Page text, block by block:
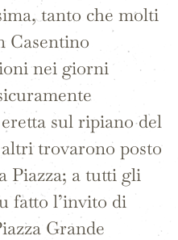
tanto che molti
Casentino
nei giorni
sul ripiano del
trovarono posto
Piazza; a tutti gli
fatto l’invito di
Grande